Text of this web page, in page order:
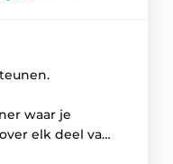
waar je
elk deel van